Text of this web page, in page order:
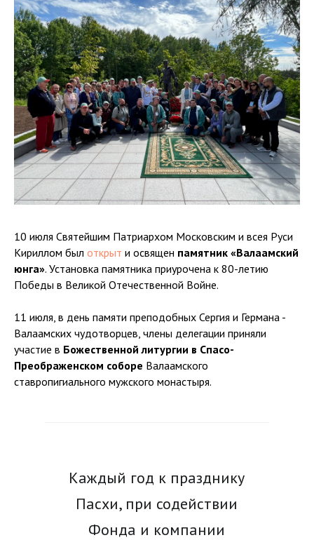
10 июля Святейшим Патриархом Московским и всея Руси
Кириллом был открыт и освящен памятник «Валаамский
юнга». Установка памятника приурочена к 80-летию
Победы в Великой Отечественной Войне.
11 июля, в день памяти преподобных Сергия и Германа -
Валаамских чудотворцев, члены делегации приняли
участие в Божественной литургии в Спасо-
Преображенском соборе Валаамского
ставропигиального мужского монастыря.
Каждый год к празднику
Пасхи, при содействии
Фонда и компании